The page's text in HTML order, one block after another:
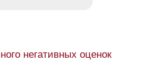
негативных оценок